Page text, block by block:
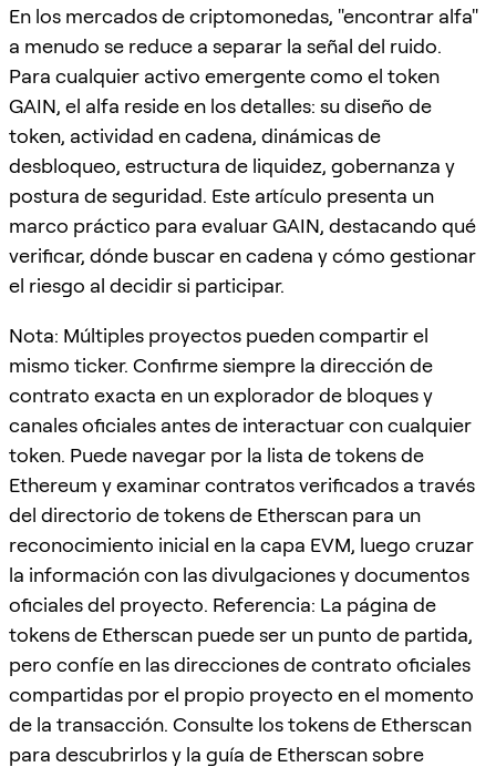
En los mercados de criptomonedas, "encontrar alfa"
a menudo se reduce a separar la señal del ruido.
Para cualquier activo emergente como el token
GAIN, el alfa reside en los detalles: su diseño de
token, actividad en cadena, dinámicas de
desbloqueo, estructura de liquidez, gobernanza y
postura de seguridad. Este artículo presenta un
marco práctico para evaluar GAIN, destacando qué
verificar, dónde buscar en cadena y cómo gestionar
el riesgo al decidir si participar.
Nota: Múltiples proyectos pueden compartir el
mismo ticker. Confirme siempre la dirección de
contrato exacta en un explorador de bloques y
canales oficiales antes de interactuar con cualquier
token. Puede navegar por la lista de tokens de
Ethereum y examinar contratos verificados a través
del directorio de tokens de Etherscan para un
reconocimiento inicial en la capa EVM, luego cruzar
la información con las divulgaciones y documentos
oficiales del proyecto. Referencia: La página de
tokens de Etherscan puede ser un punto de partida,
pero confíe en las direcciones de contrato oficiales
compartidas por el propio proyecto en el momento
de la transacción. Consulte los tokens de Etherscan
para descubrirlos y la guía de Etherscan sobre